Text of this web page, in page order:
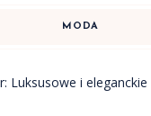
MODA
Luksusowe i